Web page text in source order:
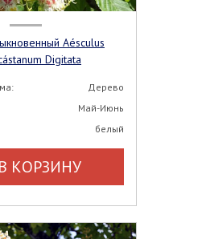
Digitata
Дерево
Май-Июнь
белый
В КОРЗИНУ